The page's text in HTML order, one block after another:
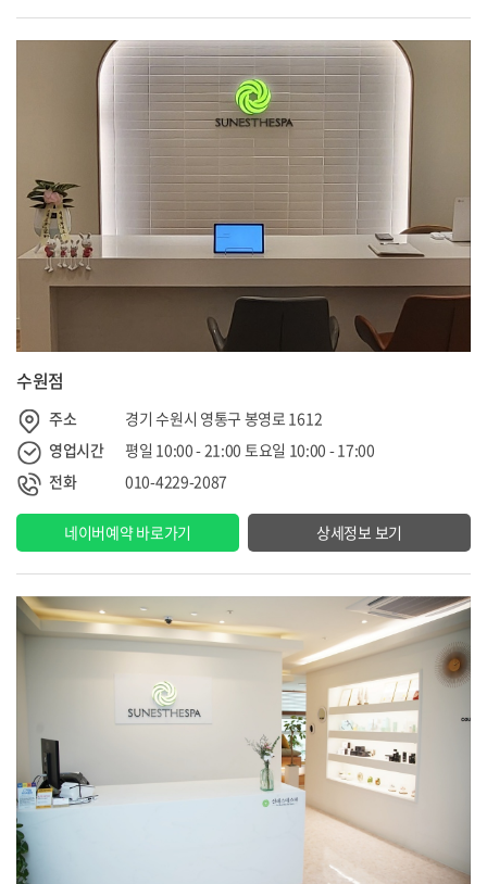
수원점
주소
경기 수원시 영통구 봉영로 1612
영업시간
평일 10:00 - 21:00 토요일 10:00 - 17:00
전화
010-4229-2087
네이버예약 바로가기 상세정보 보기